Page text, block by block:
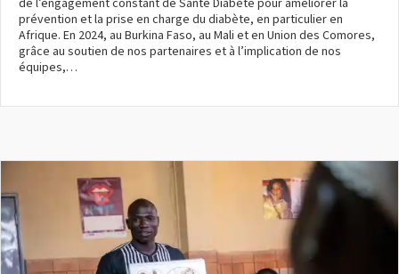
de l’engagement constant de Santé Diabète pour améliorer la
prévention et la prise en charge du diabète, en particulier en
Afrique. En 2024, au Burkina Faso, au Mali et en Union des Comores,
grâce au soutien de nos partenaires et à l’implication de nos
équipes,…